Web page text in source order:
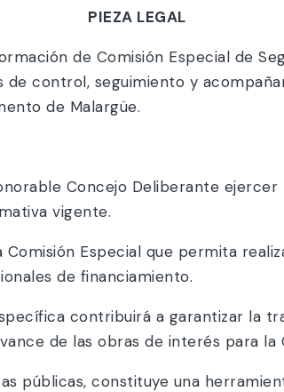
PIEZA LEGAL
de Comisión Especial de
control, seguimiento y
de Malargüe.
Concejo Deliberante
vigente.
Especial que permita
de financiamiento.
contribuirá a garantizar la
de las obras de interés para la
públicas, constituye una